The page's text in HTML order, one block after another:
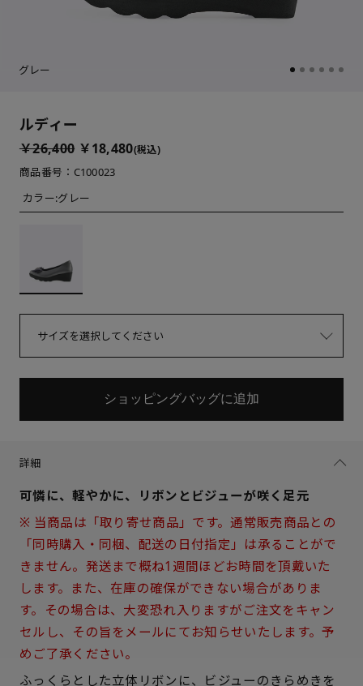
グレー
ルディー
￥26,400 ￥18,480(税込)
商品番号：C100023
カラー:グレー
サイズを選択してください
ショッピングバッグに追加
詳細
可憐に、軽やかに、リボンとビジューが咲く足元
※ 当商品は「取り寄せ商品」です。通常販売商品との
「同時購入・同梱、配送の日付指定」は承ることがで
きません。発送まで概ね1週間ほどお時間を頂戴いた
します。また、在庫の確保ができない場合がありま
す。その場合は、大変恐れ入りますがご注文をキャン
セルし、その旨をメールにてお知らせいたします。予
めご了承ください。
ふっくらとした立体リボンに、ビジューのきらめきを